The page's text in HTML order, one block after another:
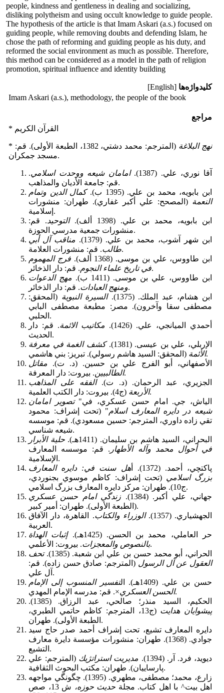
people, kindness and gentleness in dealing and socializing,
disliking polytheism and using occult knowledge to guide people.
The hypothesis of the article is that Imam Askari (a.s.) focused on
guiding people, while removing doubts and defending Islam, he
chose the path of reforming and guiding people as his duty, and
reformed the social environment as much as possible. Therefore,
this method can be considered as a model in the path of religion
promotion, spiritual influence and identity building
کلیدواژه‌ها [English]
Imam Askari (a.s.), methodology, the people of the book
مراجع
* القرآن الكريم
* نهج البلاغة
(المترجم: محمد دشتي، 1382، الطبعة الأولى). قم:
مسجد جمكران.
آقا نوري، علي. (1387). امامان شيعه ووحدت اسلامي.
قم: جامعة الأديان والمذاهب.
ابن بابويه، محمد بن علي. (1395 ب).
كمال الدين وتمام
النعمة (المصحح: علي أكبر غفاري). طهران: منشورات
إسلامية.
ابن بابويه، محمد بن علي. (1398 ألف).
التوحيد. قم:
منشورات جمعية‌ مدرسي الحوزة.
ابن شهر آشوب، محمد بن علي. (1379).
مناقب آل أبي
طالب. قم: منشورات العلامة.
ابن طاووس، علي بن موسى. (1368 ألف).
فرج المهموم
في تاريخ علماء النجوم. قم: دار الذخائر.
ابن طاووس، علي بن موسى. (1411 ب).
مهج الدعوات
ومنهج العبادات. قم: دار الذخائر.
ابن هشام، عبد الملك. (1375).
السيرة النبوية (المحقق:
مصطفى سقا وآخرون). مصر: مطبعة مصطفى البابي
الحلبي.
أحمدي الميانجي، علي. (1426).
مكاتيب الائمة. قم: دار
الحديث.
الإربلي، علي بن عيسى. (1381).
كشف الغمة في معرفة
الأئمة(المحقق: السيد هاشم رسولي). تبريز: بني هاشمي.
الأصفهاني، أبو الفرج علي بن حسين. (د. ت). مقاتل
الطالبيين. بيروت: دار المعرفة.
الجزيري، عبد الرحمان. (د. ت).الفقه على المذاهب
الأربعة(ج4). بيروت: دار الكتب العلمية.
الياش، جي. امام حسن عسكري، في"تصوير امامان
شيعه در دايره المعارف اسلام" (تحت إشراف: محمود
تقي زاده داوري، المترجم: حسين مسعودي). قم: موسسه
شيعه شناسي.
البحراني، السيد هاشم بن سليمان. (1411هـ).
حلية الأبرار
في أحوال محمد وآله الأطهار . قم: موسسه المعارف
الإسلامية.
پاكتچي، أحمد. (1372). أ
هل سنت في: دايره المعارف
بزرگ اسلامي (تحت إشراف: كاظم موسوي بجنوردي،
ج10). طهران: مركز دايره المعارف بزرگ اسلامي.
جهاني، علي أكبر. (1384).
زندگي امام حسن عسكري
(الطبعة الأولى). طهران: أمير كبير.
الجهشياري. (1357).
الوزراء والكتاب. القاهرة، دار الآفاق
العربية.
حر العاملي، محمد بن الحسن. (1425هـ).
إثبات الهداة
بالنصوص والمعجزات. بيروت: الأعلمي.
الحراني، أبو محمد حسن بن علي ابن شعبة. (1385).
تحف
العقول عن آل الرسول (المترجم: صادق حسن زاده). قم:
آل علي.
حسن بن علي. (1409هـ). ال
تفسير المنسوب إلى الإمام
الحسن العسكري×. قم: مدرسه الإمام المهدي.
الحكيم، السيد منذر؛ صالحي، عبد الرزاق. (1385).
پيشوايان هدايت
(ج13، المترجم: كاظم حاتمي الطبري،
الطبعة الأولى). طهران.
دايره المعارف تشيع، تحت إشراف أحمد صدر حاج سيد
جوادي. (1368). طهران: منشورات مؤسسة دايرة معارف
التشيع.
ديويد، فرد. آر. (1394).
مديريت استراتژيك (المترجم: علي
پارساييان). طهران: مكتب البحوث الثقافية.
زارع، محمد؛ مصطفى، مطهري. (1395). چگونگي مواجهه
اهل بيت^ با اهل كتاب. مجلة حديث حوزه،
ش 13، صص